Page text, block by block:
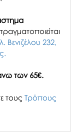
Βενιζέλου 232,
των 65€.
τους Τρόπους